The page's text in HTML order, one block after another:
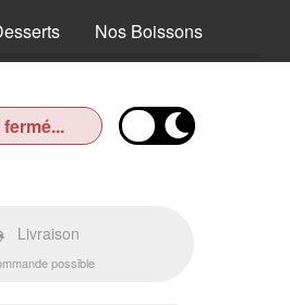
Nos Boissons
Livraison
possible